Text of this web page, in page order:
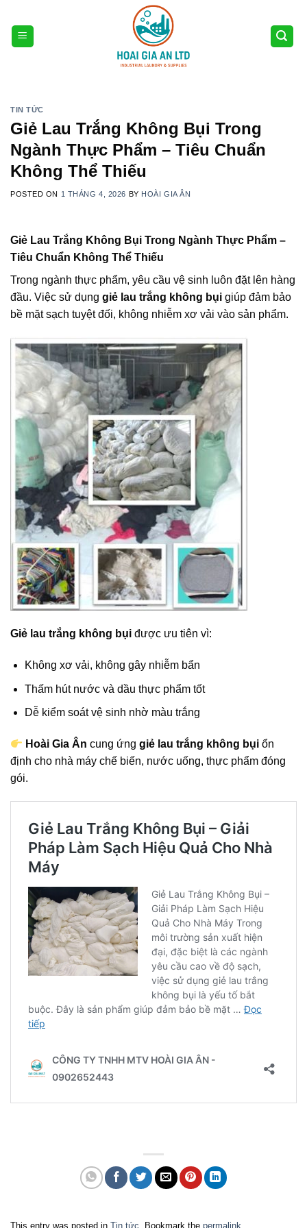
content
TIN TỨC
Giẻ Lau Trắng Không Bụi Trong
Ngành Thực Phẩm – Tiêu Chuẩn
Không Thể Thiếu
POSTED ON 1 THÁNG 4, 2026 BY HOÀI GIA ÂN
Giẻ Lau Trắng Không Bụi Trong Ngành Thực Phẩm –
Tiêu Chuẩn Không Thể Thiếu
Trong ngành thực phẩm, yêu cầu vệ sinh luôn đặt lên hàng
đầu. Việc sử dụng giẻ lau trắng không bụi giúp đảm bảo
bề mặt sạch tuyệt đối, không nhiễm xơ vải vào sản phẩm.
Giẻ lau trắng không bụi được ưu tiên vì:
Không xơ vải, không gây nhiễm bẩn
Thấm hút nước và dầu thực phẩm tốt
Dễ kiểm soát vệ sinh nhờ màu trắng
Hoài Gia Ân cung ứnggiẻ lau trắng không bụi ổn
định cho nhà máy chế biến, nước uống, thực phẩm đóng
gói.
This entry was posted in Tin tức . Bookmark the permalink